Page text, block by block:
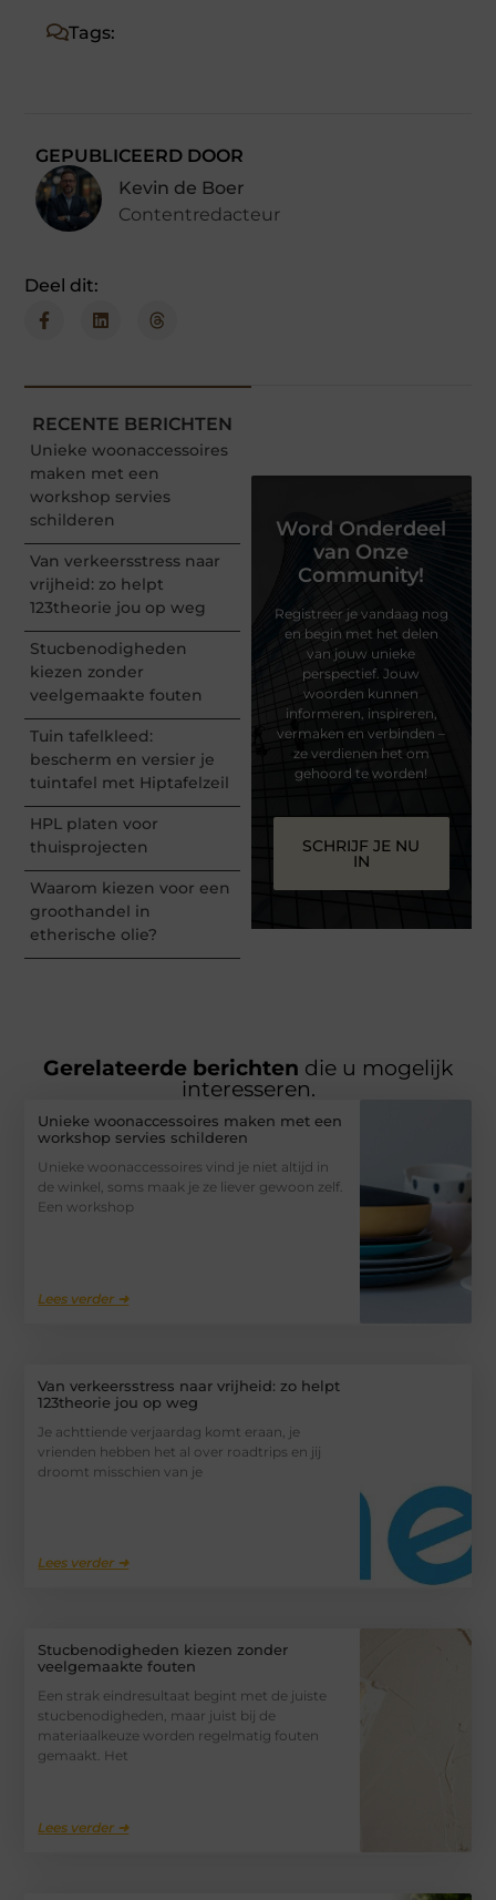
Tags:
GEPUBLICEERD DOOR
Kevin de Boer
Contentredacteur
Deel dit:
RECENTE BERICHTEN
Unieke woonaccessoires
maken met een
workshop servies
schilderen
Van verkeersstress naar
vrijheid: zo helpt
123theorie jou op weg
Stucbenodigheden
kiezen zonder
veelgemaakte fouten
Tuin tafelkleed:
bescherm en versier je
tuintafel met Hiptafelzeil
HPL platen voor
thuisprojecten
Waarom kiezen voor een
groothandel in
etherische olie?
Word Onderdeel
van Onze
Community!
Registreer je vandaag nog
en begin met het delen
van jouw unieke
perspectief. Jouw
woorden kunnen
informeren, inspireren,
vermaken en verbinden –
ze verdienen het om
gehoord te worden!
SCHRIJF JE NU
IN
Gerelateerde berichten die u mogelijk
interesseren.
Unieke woonaccessoires maken met een
workshop servies schilderen
Unieke woonaccessoires vind je niet altijd in
de winkel, soms maak je ze liever gewoon zelf.
Een workshop
Lees verder ➜
Van verkeersstress naar vrijheid: zo helpt
123theorie jou op weg
Je achttiende verjaardag komt eraan, je
vrienden hebben het al over roadtrips en jij
droomt misschien van je
Lees verder ➜
Stucbenodigheden kiezen zonder
veelgemaakte fouten
Een strak eindresultaat begint met de juiste
stucbenodigheden, maar juist bij de
materiaalkeuze worden regelmatig fouten
gemaakt. Het
Lees verder ➜